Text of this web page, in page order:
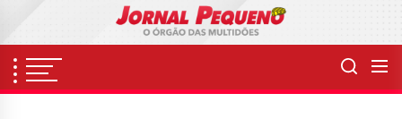
content